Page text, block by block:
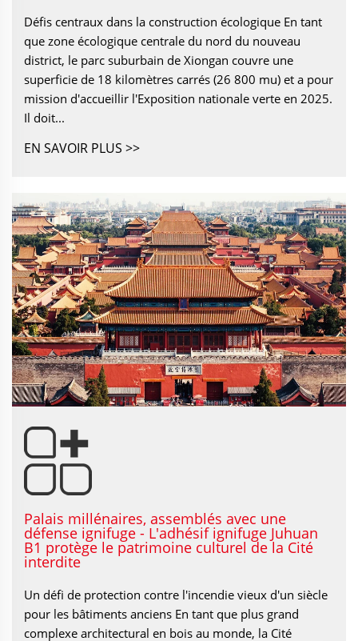
Défis centraux dans la construction écologique En tant
que zone écologique centrale du nord du nouveau
district, le parc suburbain de Xiongan couvre une
superficie de 18 kilomètres carrés (26 800 mu) et a pour
mission d'accueillir l'Exposition nationale verte en 2025.
Il doit...
EN SAVOIR PLUS >>
Palais millénaires, assemblés avec une
défense ignifuge - L'adhésif ignifuge Juhuan
B1 protège le patrimoine culturel de la Cité
interdite
Un défi de protection contre l'incendie vieux d'un siècle
pour les bâtiments anciens En tant que plus grand
complexe architectural en bois au monde, la Cité